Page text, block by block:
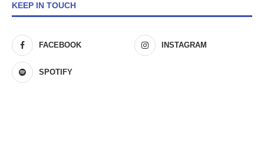
KEEP IN TOUCH
FACEBOOK INSTAGRAM
SPOTIFY